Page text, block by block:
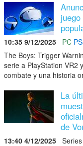
10:35 9/12/2025 PC
The Boys: Trigger
serie a PlayStation VR2
combate y una historia
La
de
13:40 4/12/2025 Series